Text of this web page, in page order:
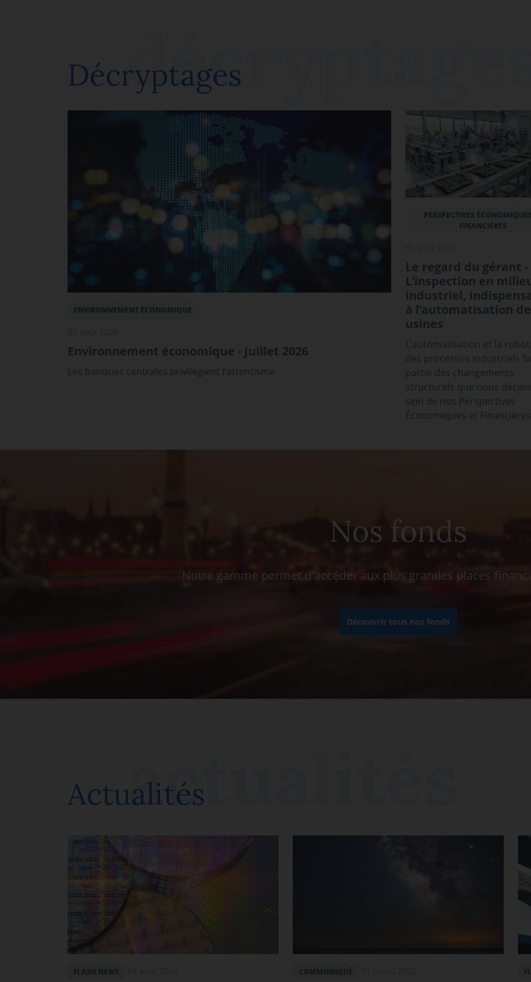
Décryptages
ENVIRONNEMENT ÉCONOMIQUE
Environnement économique - Juillet 2026
Les banques centrales privilégient l’attentisme
PERSPECTIVES
FINANCIÈRES
Le regard du gérant -
L’inspection en
industriel,
à l’automatisation
usines
L’automatisation et la
des processus industriels
partie des changements
structurels que nous
sein de nos Perspectives
Économiques et
Nos fonds
Notre gamme permet d'accéder aux plus grandes places
Découvrir tous nos fonds
Actualités